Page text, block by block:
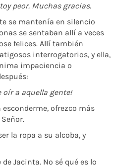
peor. Muchas gracias.
se mantenía en silencio
se sentaban allí a veces
felices. Allí también
interrogatorios, y ella,
impaciencia o
oír a aquella gente!
ofrezco más
la ropa a su alcoba, y
Jacinta. No sé qué es lo